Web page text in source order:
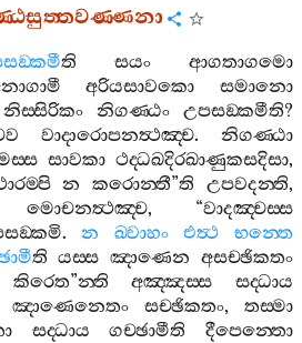
ති සයං
ආගතාගමො
අරියසාවකො
සමානො
නිස‍්සිරිකං නිගණ‍්ඨං උපසඞ‍්කමීති?
වාදාරොපනත්‍ථඤ‍්ච. නිගණ‍්ඨා
සාවකා ථද‍්ධඛදිරඛාණුකසදිසා,
න කරොන‍්තී”ති උපවදන‍්ති,
මොචනත්‍ථඤ‍්ච, “වාදඤ‍්චස‍්ස
.න ඛ‍්වාහං එත්‍ථ
භන‍්තෙ
ති යස‍්ස ඤාණෙන අසච‍්ඡිකතං
කිරෙත”න‍්ති අඤ‍්ඤස‍්ස
සද‍්ධාය
ඤාණෙනෙතං සච‍්ඡිකතං,තස‍්මා
සද‍්ධාය ගච‍්ඡාමීති
දීපෙන‍්තො